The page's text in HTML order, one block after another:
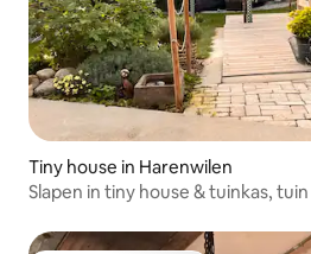
Tiny house in Harenwilen
Slapen in tiny house & tuinkas, tuin